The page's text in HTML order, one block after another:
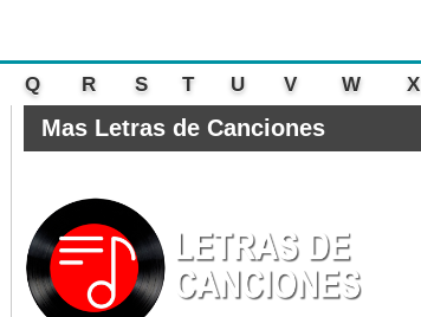
Q R S T U V W X
Mas Letras de Canciones